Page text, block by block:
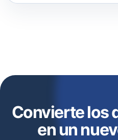
Convierte los
en un